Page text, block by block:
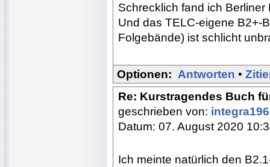
Schrecklich fand ich
Und das TELC-eigene B2+-
Folgebände) ist schlicht
Optionen: Antworten •
Re: Kurstragendes Buch
geschrieben von:
Datum: 07. August 2020
Ich meinte natürlich den